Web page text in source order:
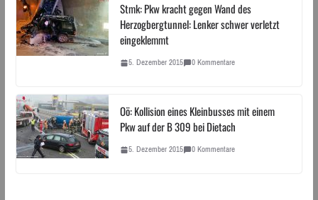
Stmk: Pkw kracht gegen Wand des
Herzogbergtunnel: Lenker schwer verletzt
eingeklemmt
5. Dezember 2015 0 Kommentare
Oö: Kollision eines Kleinbusses mit einem
Pkw auf der B 309 bei Dietach
5. Dezember 2015 0 Kommentare